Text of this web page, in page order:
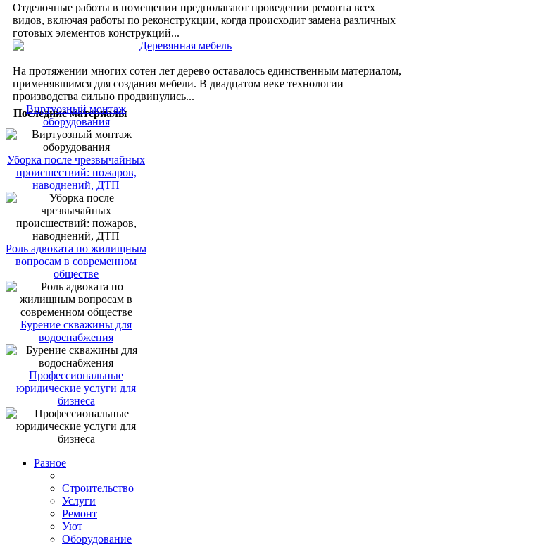
Отделочные работы в помещении предполагают проведении ремонта всех
видов, включая работы по реконструкции, когда происходит замена различных
готовых элементов конструкций...
Деревянная мебель
На протяжении многих сотен лет дерево оставалось единственным материалом,
применявшимся для создания мебели. В двадцатом веке технологии
производства сильно продвинулись...
Последние материалы
Виртуозный монтаж
оборудования
Уборка после чрезвычайных
происшествий: пожаров,
наводнений, ДТП
Роль адвоката по жилищным
вопросам в современном
обществе
Бурение скважины для
водоснабжения
Профессиональные
юридические услуги для
бизнеса
Разное
Строительство
Услуги
Ремонт
Уют
Оборудование